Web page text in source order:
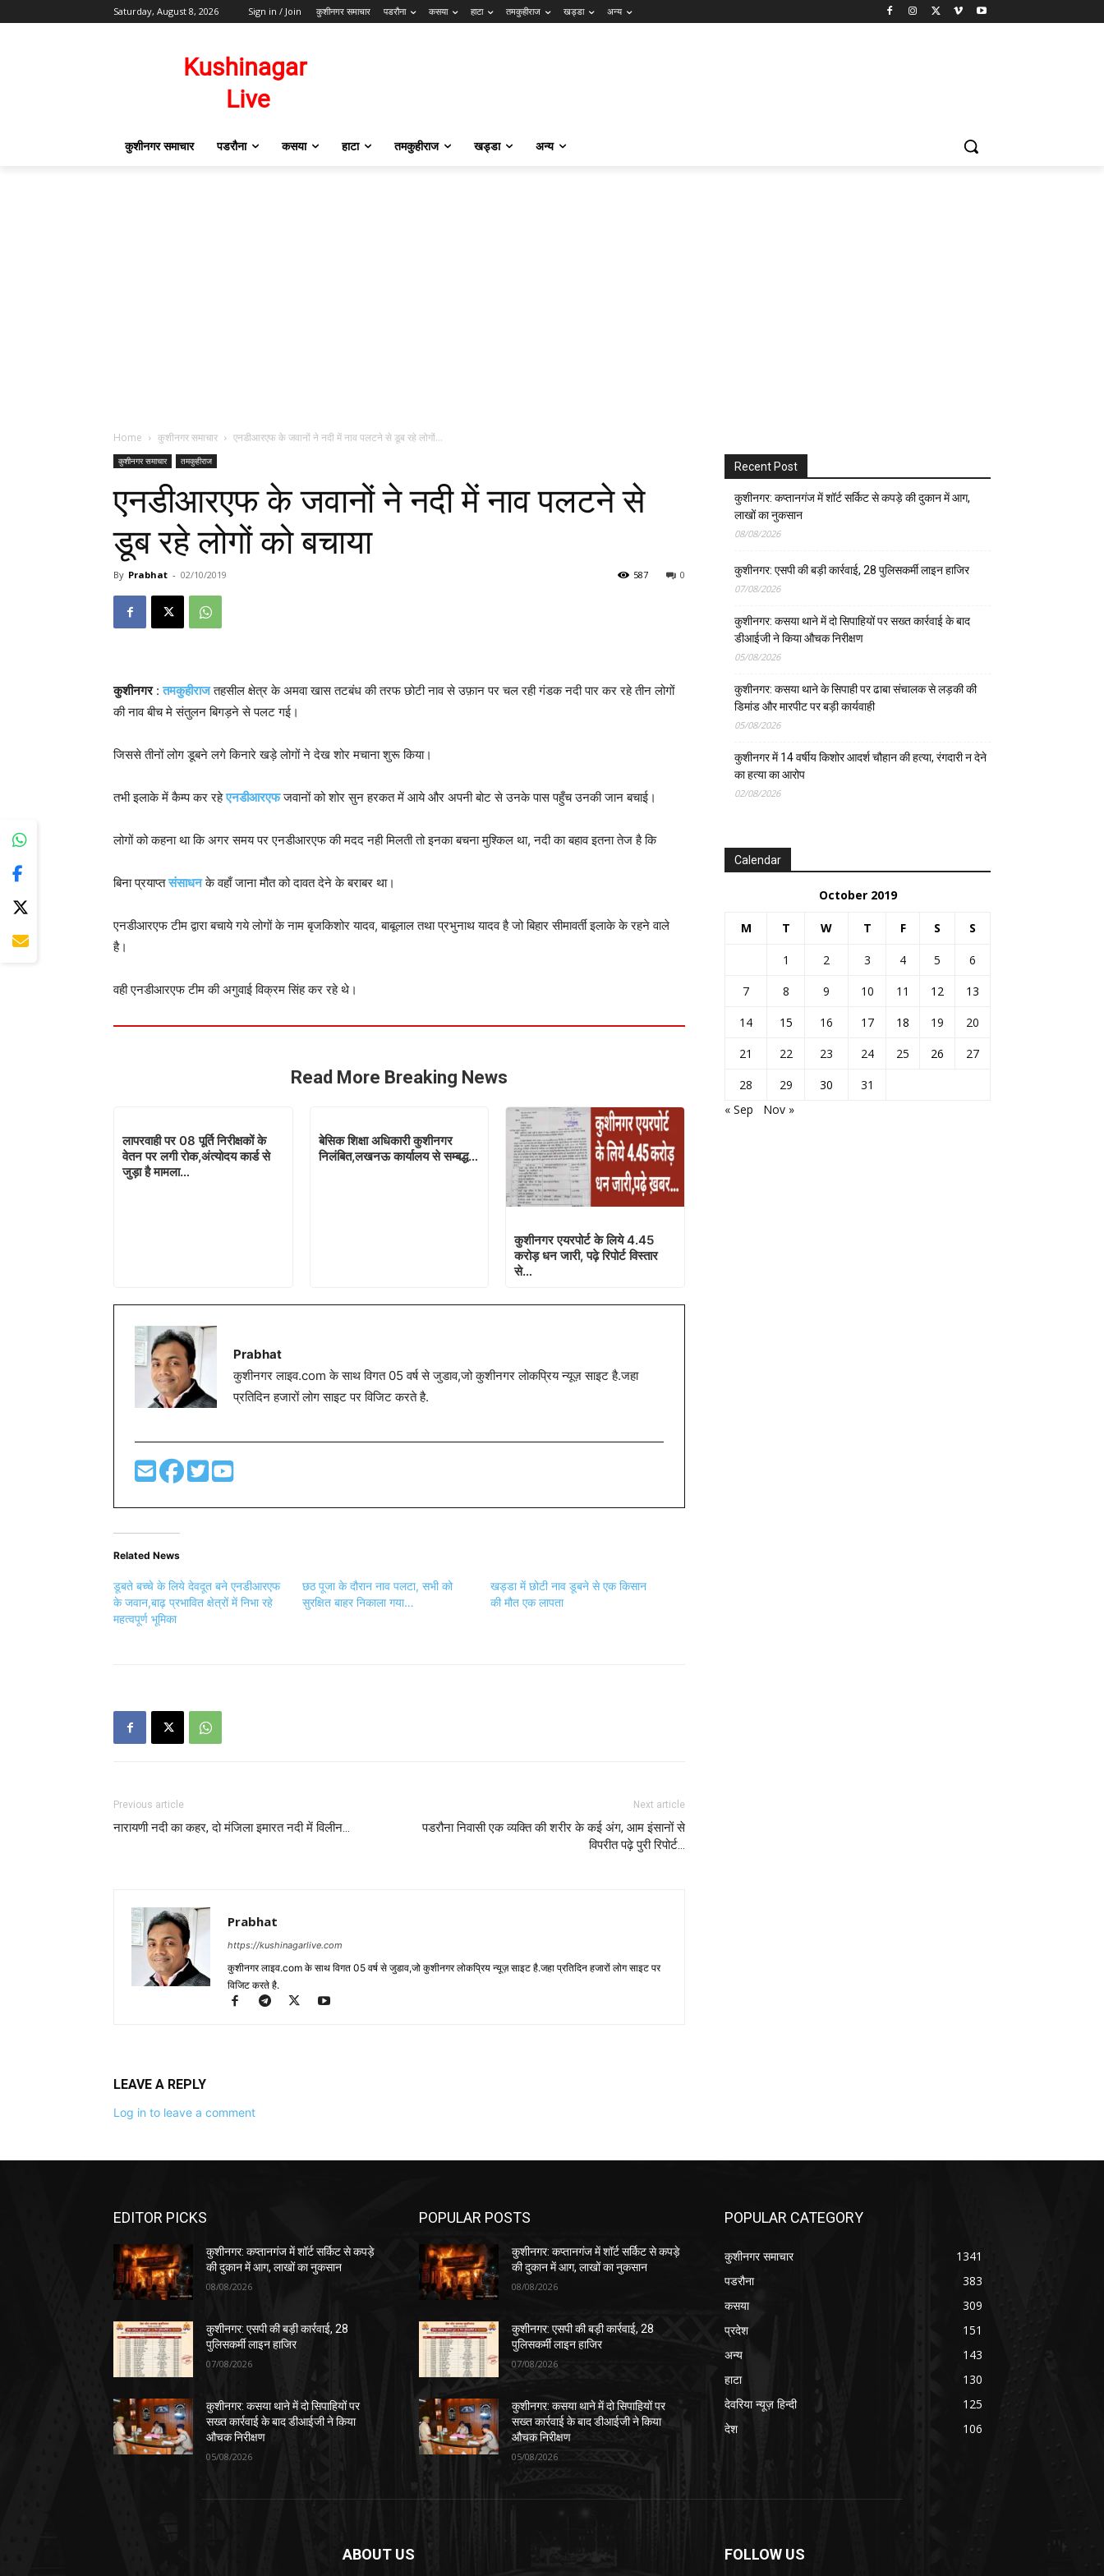
Saturday, August 8, 2026 Sign in / Join कुशीनगर समाचार पडरौना कसया हाटा तमकुहीराज खड्डा अन्य
कुशीनगर समाचार पडरौना कसया हाटा तमकुहीराज खड्डा अन्य
Home कुशीनगर समाचार एनडीआरएफ के जवानों ने नदी में नाव पलटने से डूब रहे लोगों...
कुशीनगर समाचार तमकुहीराज
एनडीआरएफ के जवानों ने नदी में नाव पलटने से
डूब रहे लोगों को बचाया
By Prabhat - 02/10/2019 0
587
कुशीनगर:तमकुहीराजतहसील क्षेत्र के अमवा खास तटबंध की तरफ छोटी नाव से उफ़ान पर चल रही गंडक नदी पार कर रहे तीन लोगों
की नाव बीच मे संतुलन बिगड़ने से पलट गई।
जिससे तीनों लोग डूबने लगे किनारे खड़े लोगों ने देख शोर मचाना शुरू किया।
तभी इलाके में कैम्प कर रहेएनडीआरएफजवानों को शोर सुन हरकत में आये और अपनी बोट से उनके पास पहुँच उनकी जान बचाई।
लोगों को कहना था कि अगर समय पर एनडीआरएफ की मदद नही मिलती तो इनका बचना मुश्किल था, नदी का बहाव इतना तेज है कि
बिना प्रयाप्तसंसाधनके वहाँ जाना मौत को दावत देने के बराबर था।
एनडीआरएफ टीम द्वारा बचाये गये लोगों के नाम बृजकिशोर यादव, बाबूलाल तथा प्रभुनाथ यादव है जो बिहार सीमावर्ती इलाके के रहने वाले
है।
वही एनडीआरएफ टीम की अगुवाई विक्रम सिंह कर रहे थे।
Read More Breaking News
लापरवाही पर 08 पूर्ति निरीक्षकों के
वेतन पर लगी रोक,अंत्योदय कार्ड से
जुड़ा है मामला…
बेसिक शिक्षा अधिकारी कुशीनगर
निलंबित,लखनऊ कार्यालय से सम्बद्ध…
कुशीनगर एयरपोर्ट के लिये 4.45
करोड़ धन जारी, पढ़े रिपोर्ट विस्तार
से…
Prabhat
कुशीनगर लाइव.com के साथ विगत 05 वर्ष से जुडाव,जो कुशीनगर लोकप्रिय न्यूज़ साइट है.जहा
प्रतिदिन हजारों लोग साइट पर विजिट करते है.
Related News
डूबते बच्चे के लिये देवदूत बने एनडीआरएफ
के जवान,बाढ़ प्रभावित क्षेत्रों में निभा रहे
महत्वपूर्ण भूमिका
छठ पूजा के दौरान नाव पलटा, सभी को
सुरक्षित बाहर निकाला गया…
खड्डा में छोटी नाव डूबने से एक किसान
की मौत एक लापता
Previous article
नारायणी नदी का कहर, दो मंजिला इमारत नदी में विलीन…
Next article
पडरौना निवासी एक व्यक्ति की शरीर के कई अंग, आम इंसानों से
विपरीत पढ़े पुरी रिपोर्ट…
Prabhat
https://kushinagarlive.com
कुशीनगर लाइव.com के साथ विगत 05 वर्ष से जुडाव,जो कुशीनगर लोकप्रिय न्यूज़ साइट है.जहा प्रतिदिन हजारों लोग साइट पर
विजिट करते है.
LEAVE A REPLY
Log in to leave a comment
Recent Post
कुशीनगर: कप्तानगंज में शॉर्ट सर्किट से कपड़े की दुकान में आग,
लाखों का नुकसान
08/08/2026
कुशीनगर: एसपी की बड़ी कार्रवाई, 28 पुलिसकर्मी लाइन हाजिर
07/08/2026
कुशीनगर: कसया थाने में दो सिपाहियों पर सख्त कार्रवाई के बाद
डीआईजी ने किया औचक निरीक्षण
05/08/2026
कुशीनगर: कसया थाने के सिपाही पर ढाबा संचालक से लड़की की
डिमांड और मारपीट पर बड़ी कार्यवाही
05/08/2026
कुशीनगर में 14 वर्षीय किशोर आदर्श चौहान की हत्या, रंगदारी न देने
का हत्या का आरोप
02/08/2026
Calendar
October 2019
M T W T F S S
1 2 3 4 5
6
7
8 9 10 11 12
13
14
15 16 17 18 19
20
21
22 23 24 25 26
27
28
29 30
31
« Sep
Nov »
EDITOR PICKS
कुशीनगर: कप्तानगंज में शॉर्ट सर्किट से कपड़े
की दुकान में आग, लाखों का नुकसान
08/08/2026
कुशीनगर: एसपी की बड़ी कार्रवाई, 28
पुलिसकर्मी लाइन हाजिर
07/08/2026
कुशीनगर: कसया थाने में दो सिपाहियों पर
सख्त कार्रवाई के बाद डीआईजी ने किया
औचक निरीक्षण
05/08/2026
POPULAR POSTS
कुशीनगर: कप्तानगंज में शॉर्ट सर्किट से कपड़े
की दुकान में आग, लाखों का नुकसान
08/08/2026
कुशीनगर: एसपी की बड़ी कार्रवाई, 28
पुलिसकर्मी लाइन हाजिर
07/08/2026
कुशीनगर: कसया थाने में दो सिपाहियों पर
सख्त कार्रवाई के बाद डीआईजी ने किया
औचक निरीक्षण
05/08/2026
POPULAR CATEGORY
कुशीनगर समाचार
1341
पडरौना
383
कसया
309
प्रदेश
151
अन्य
143
हाटा
130
देवरिया न्यूज़ हिन्दी
125
देश
106
ABOUT US FOLLOW US